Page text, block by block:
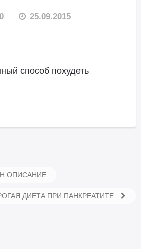
25.09.2015
способ похудеть
ОПИСАНИЕ
ДИЕТА ПРИ ПАНКРЕАТИТЕ